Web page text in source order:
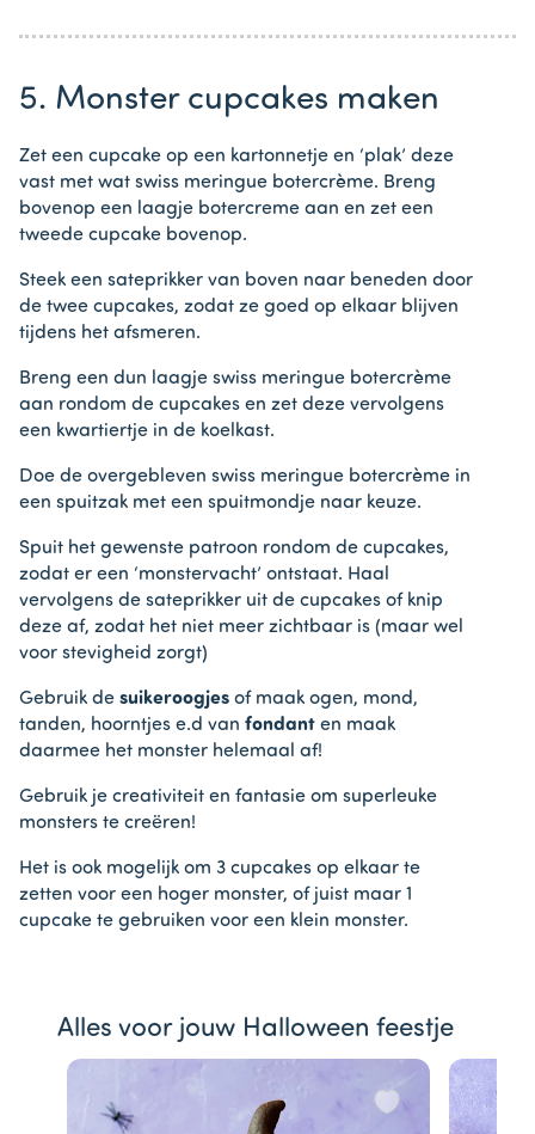
5. Monster cupcakes maken
Zet een cupcake op een kartonnetje en ‘plak’ deze
vast met wat swiss meringue botercrème. Breng
bovenop een laagje botercreme aan en zet een
tweede cupcake bovenop.
Steek een sateprikker van boven naar beneden door
de twee cupcakes, zodat ze goed op elkaar blijven
tijdens het afsmeren.
Breng een dun laagje swiss meringue botercrème
aan rondom de cupcakes en zet deze vervolgens
een kwartiertje in de koelkast.
Doe de overgebleven swiss meringue botercrème in
een spuitzak met een spuitmondje naar keuze.
Spuit het gewenste patroon rondom de cupcakes,
zodat er een ‘monstervacht’ ontstaat. Haal
vervolgens de sateprikker uit de cupcakes of knip
deze af, zodat het niet meer zichtbaar is (maar wel
voor stevigheid zorgt)
Gebruik de suikeroogjes of maak ogen, mond,
tanden, hoorntjes e.d van fondant en maak
daarmee het monster helemaal af!
Gebruik je creativiteit en fantasie om superleuke
monsters te creëren!
Het is ook mogelijk om 3 cupcakes op elkaar te
zetten voor een hoger monster, of juist maar 1
cupcake te gebruiken voor een klein monster.
Alles voor jouw Halloween feestje